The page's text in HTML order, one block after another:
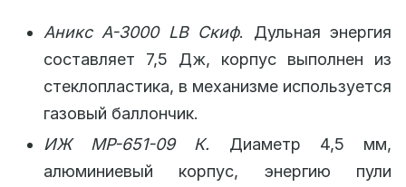
Аникс А-3000 LB Скиф. Дульная энергия
составляет 7,5 Дж, корпус выполнен из
стеклопластика, в механизме используется
газовый баллончик.
ИЖ МР-651-09 К. Диаметр 4,5 мм,
алюминиевый корпус, энергию пули